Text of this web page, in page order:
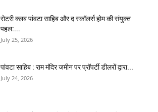
​रोटरी क्लब पांवटा साहिब और द स्कॉलर्स होम की संयुक्त
पहल:...
July 25, 2026
पांवटा साहिब : राम मंदिर जमीन पर प्रॉपर्टी डीलरों द्वारा...
July 24, 2026